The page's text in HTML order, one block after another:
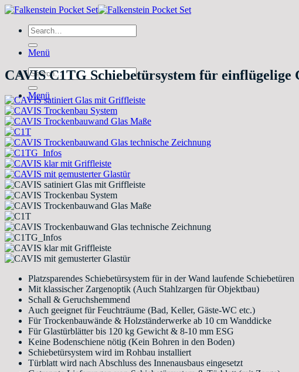
Zum
springenSearch
for:
Menü
Search
for:
Menü
CAVIS C1TG Schiebetürsystem für
Platzsparendes Schiebetürsystem für in der Wand laufende Schiebetüren
Mit klassischer Zargenoptik (Auch Stahlzargen für Objektbau)
Schall & Geruchshemmend
Auch geeignet für Feuchträume (Bad, Keller, Gäste-WC etc.)
Für Trockenbauwände & Holzständerwerke ab 10 cm Wanddicke
Für Glastürblätter bis 120 kg Gewicht & 8-10 mm ESG
Keine Bodenschiene nötig (Kein Bohren in den Boden)
Schiebetürsystem wird im Rohbau installiert
Türblatt wird nach Abschluss des Innenausbaus eingesetzt